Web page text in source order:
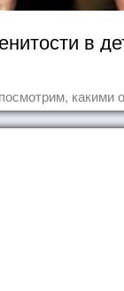
в
какими